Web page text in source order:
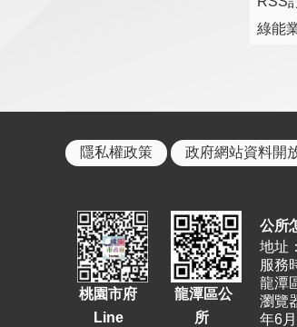
綠能
隱私權政策 政府網站資料開
桃園市府
Line
龍潭區公
所
公所
地址
服務
龍潭
瀏覽
年6